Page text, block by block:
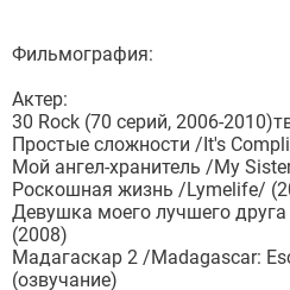
Фильмография:
Актер:
30 Rock (70 серий, 2006-
Простые сложности /It's
Мой ангел-хранитель /My
Роскошная жизнь /Lymelife/
Девушка моего лучшего
(2008)
Мадагаскар 2 /Madagascar:
(озвучание)